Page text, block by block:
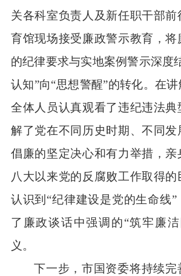
关各科室负责人及新任职干部前
育馆现场接受廉政警示教育，将
的纪律要求与实地案例警示深度
认知”向“思想警醒”的转化。在讲
全体人员认真观看了违纪违法典
解了党在不同历史时期、不同
倡廉的坚定决心和有力举措，
八大以来党的反腐败工作取得的
认识到“纪律建设是党的生命线
了廉政谈话中强调的“筑牢廉
义。
下一步，市国资委将持续完